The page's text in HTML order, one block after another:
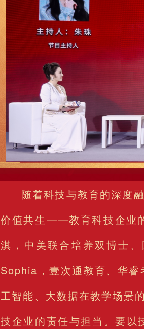
随着科技与教育的深度
价值共生——教育科技企业
淇，中美联合培养双博士
Sophia，壹次通教育、华
工智能、大数据在教学场景
技企业的责任与担当。要以